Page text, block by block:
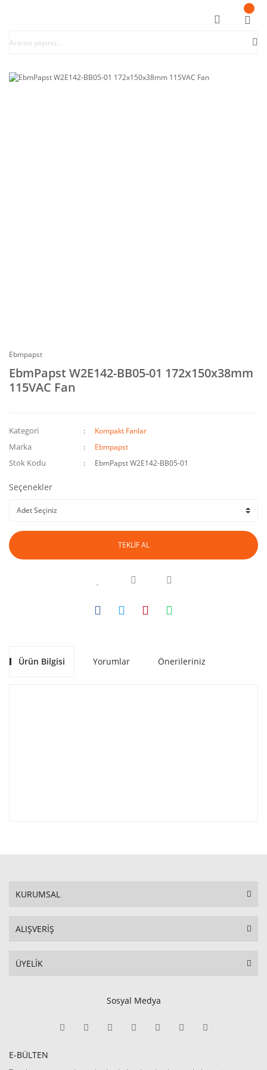
Ebmpapst
EbmPapst W2E142-BB05-01 172x150x38mm
115VAC Fan
Kategori Kompakt Fanlar
Marka Ebmpapst
Stok Kodu EbmPapst W2E142-BB05-01
Seçenekler
TEKLİF AL
Ürün Bilgisi Yorumlar Önerileriniz
KURUMSAL
ALIŞVERİŞ
ÜYELİK
Sosyal Medya
E-BÜLTEN